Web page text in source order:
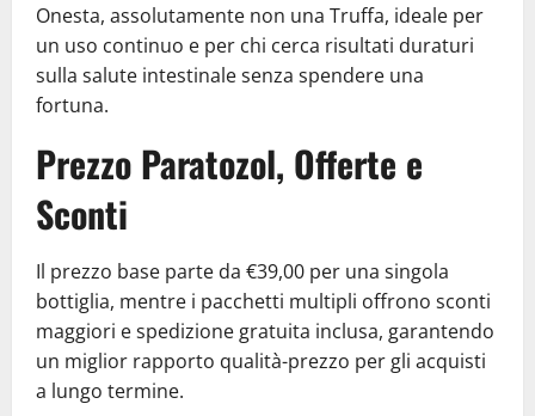
Onesta, assolutamente non una Truffa, ideale per
un uso continuo e per chi cerca risultati duraturi
sulla salute intestinale senza spendere una
fortuna.
Prezzo Paratozol, Offerte e
Sconti
Il prezzo base parte da €39,00 per una singola
bottiglia, mentre i pacchetti multipli offrono sconti
maggiori e spedizione gratuita inclusa, garantendo
un miglior rapporto qualità-prezzo per gli acquisti
a lungo termine.